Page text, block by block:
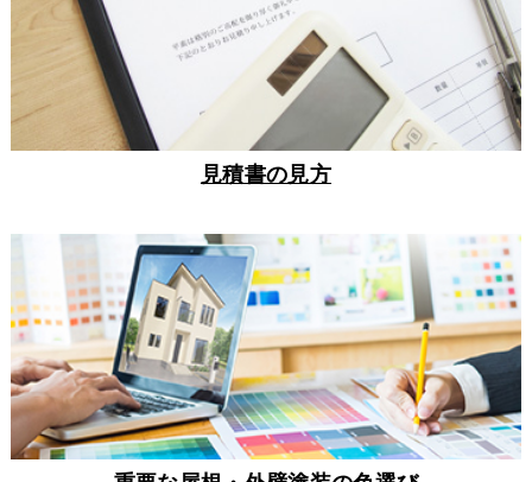
見積書の見方